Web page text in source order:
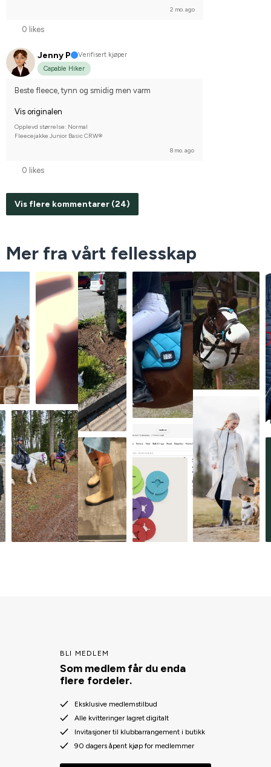
2 mo. ago
0 likes
Jenny P
Verifisert kjøper
Capable Hiker
Beste fleece, tynn og smidig men varm
Vis originalen
Opplevd størrelse: Normal
Fleecejakke Junior Basic CRW®
8 mo. ago
0 likes
Vis flere kommentarer (24)
Mer fra vårt fellesskap
BLI MEDLEM
Som medlem får du enda
flere fordeler.
Eksklusive medlemstilbud
Alle kvitteringer lagret digitalt
Invitasjoner til klubbarrangement i butikk
90 dagers åpent kjøp for medlemmer